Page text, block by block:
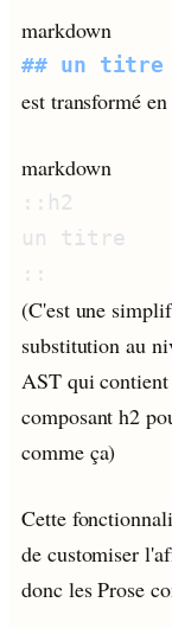
markdown
est transformé en
markdown
(C'est une
substitution au
AST qui
composant h2
comme ça)
Cette
de customiser
donc les Prose